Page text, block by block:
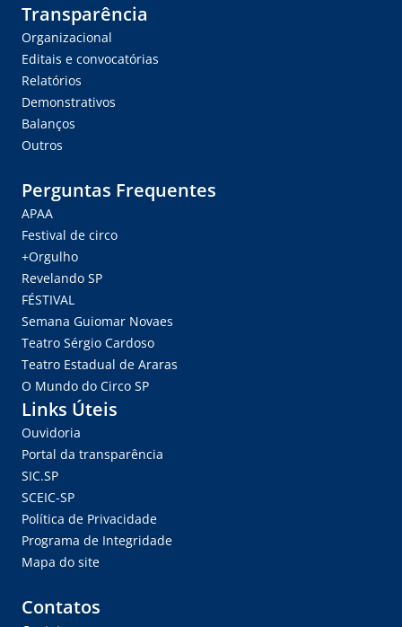
Transparência
Organizacional
Editais e convocatórias
Relatórios
Demonstrativos
Balanços
Outros
Perguntas Frequentes
APAA
Festival de circo
+Orgulho
Revelando SP
FÉSTIVAL
Semana Guiomar Novaes
Teatro Sérgio Cardoso
Teatro Estadual de Araras
O Mundo do Circo SP
Links Úteis
Ouvidoria
Portal da transparência
SIC.SP
SCEIC-SP
Política de Privacidade
Programa de Integridade
Mapa do site
Contatos